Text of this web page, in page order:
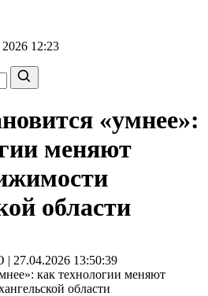
12:23
«умнее»:
меняют
области
13:50:39